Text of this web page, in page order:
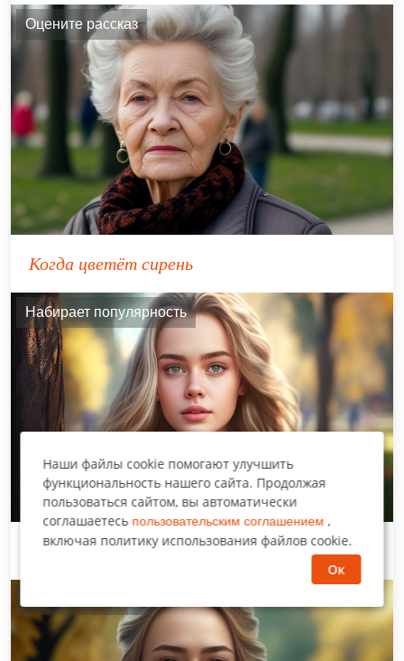
Оцените рассказ
Когда цветёт сирень
Набирает популярность
Венок из ромашек
Наши файлы cookie помогают улучшить
функциональность нашего сайта. Продолжая
пользоваться сайтом, вы автоматически
соглашаетесь пользовательским соглашением ,
включая политику использования файлов cookie.
Ок